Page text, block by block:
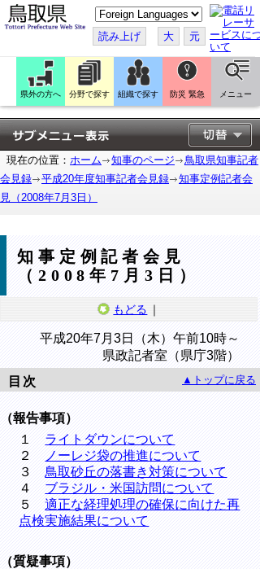
こ
の
ペ
ー
ジ
翻
訳
す
る
読み上げ 大 元
県外の方へ 分野で探す 組織で探す 防災 緊急 メニュー
現在の位置： ホーム 知事のページ
鳥取県知事記者
会見録
平成20年度知事記者会見録
知事定例記者会
見（2008年7月3日）
知事定例記者会見
（2008年7月3日）
もどる ｜
平成20年7月3日（木）午前10時～
県政記者室（県庁3階）
目次
▲トップに戻る
（報告事項）
１ ライトダウンについて
２
ノーレジ袋の推進について
３ 鳥取砂丘の落書き対策について
４ ブラジル・米国訪問について
５適正な経理処理の確保に向けた再
点検実施結果について
（質疑事項）